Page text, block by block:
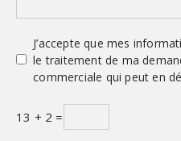
J’accepte que mes
le traitement de ma
commerciale qui peut en
13 + 2 =